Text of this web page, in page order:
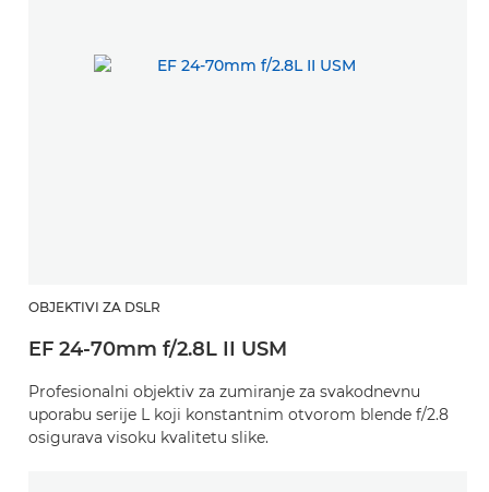
OBJEKTIVI ZA DSLR
EF 24-70mm f/2.8L II USM
Profesionalni objektiv za zumiranje za svakodnevnu
uporabu serije L koji konstantnim otvorom blende f/2.8
osigurava visoku kvalitetu slike.